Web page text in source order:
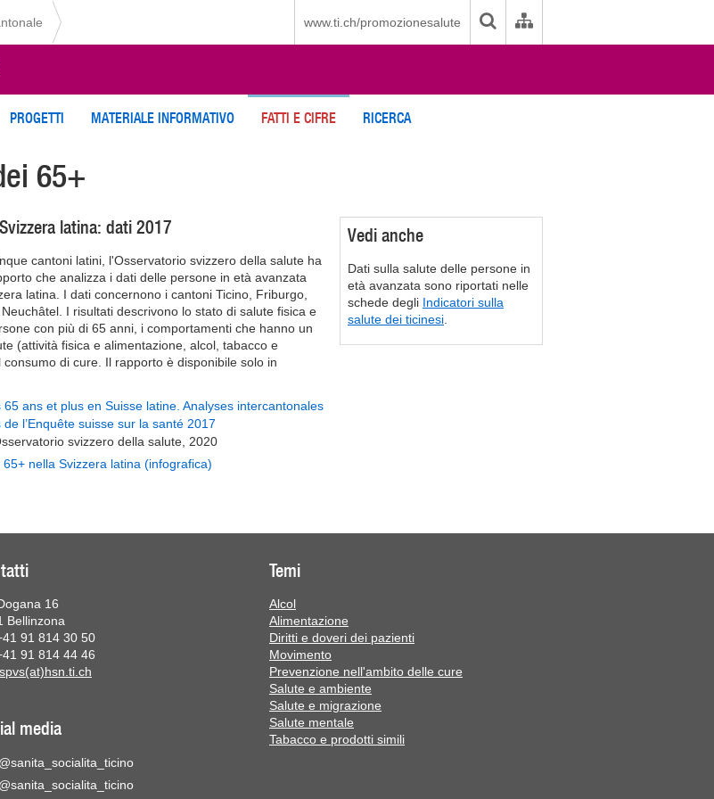
www.ti.ch/promozionesalute
PROGETTI MATERIALE INFORMATIVO FATTI E CIFRE RICERCA
65+
latina: dati 2017
cantoni latini, l'Osservatorio svizzero della salute ha
che analizza i dati delle persone in età avanzata
latina. I dati concernono i cantoni Ticino, Friburgo,
I risultati descrivono lo stato di salute fisica e
con più di 65 anni, i comportamenti che hanno un
(attività fisica e alimentazione, alcol, tabacco e
consumo di cure. Il rapporto è disponibile solo in
65 ans et plus en Suisse latine. Analyses intercantonales
l’Enquête suisse sur la santé 2017
svizzero della salute, 2020
nella Svizzera latina (infografica)
Vedi anche
Dati sulla salute delle persone in
età avanzata sono riportati nelle
schede degli Indicatori sulla
salute dei ticinesi
16
Bellinzona
91 814 30 50
91 814 44 46
media
@sanita_socialita_ticino
@sanita_socialita_ticino
Temi
Alcol
Alimentazione
Diritti e doveri dei pazienti
Movimento
Prevenzione nell'ambito delle cure
Salute e ambiente
Salute e migrazione
Salute mentale
Tabacco e prodotti simili